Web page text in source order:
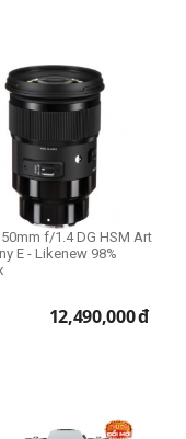
f/1.4 DG HSM Art
E - Likenew 98%
12,490,000đ